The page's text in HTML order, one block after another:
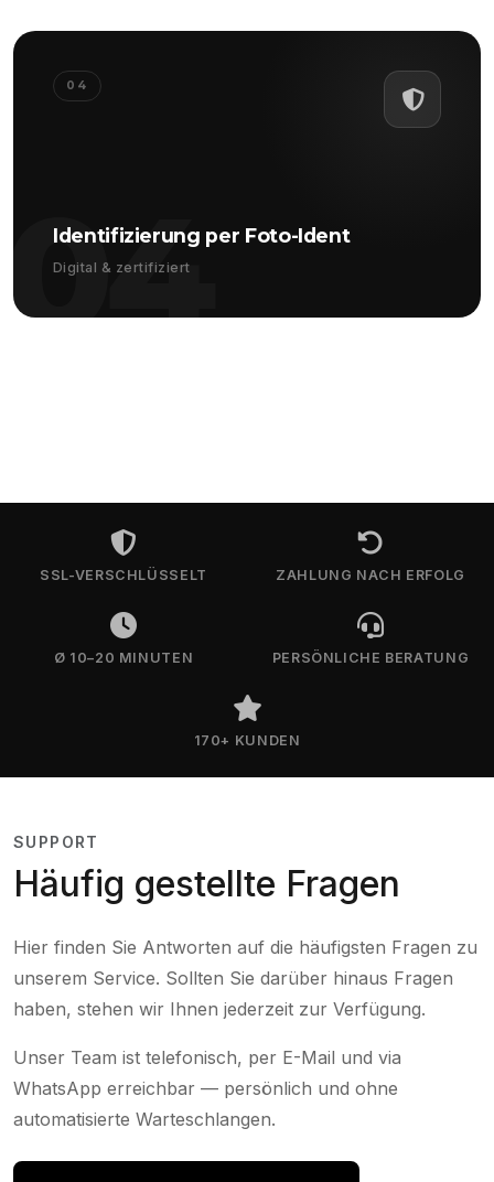
04
04
Identifizierung per Foto-Ident
Digital & zertifiziert
SSL-VERSCHLÜSSELT ZAHLUNG NACH ERFOLG
Ø 10–20 MINUTEN PERSÖNLICHE BERATUNG
170+ KUNDEN
SUPPORT
Häufig gestellte Fragen
Hier finden Sie Antworten auf die häufigsten Fragen zu
unserem Service. Sollten Sie darüber hinaus Fragen
haben, stehen wir Ihnen jederzeit zur Verfügung.
Unser Team ist telefonisch, per E-Mail und via
WhatsApp erreichbar — persönlich und ohne
automatisierte Warteschlangen.